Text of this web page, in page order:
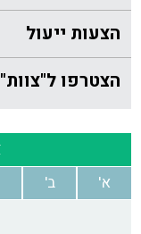
הצעות ייעול
הצטרפו ל"צוות"